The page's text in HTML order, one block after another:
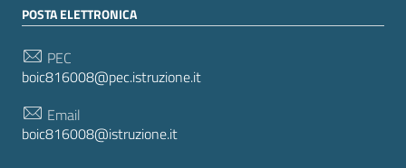
POSTA ELETTRONICA
PEC
boic816008@pec.istruzione.it
Email
boic816008@istruzione.it